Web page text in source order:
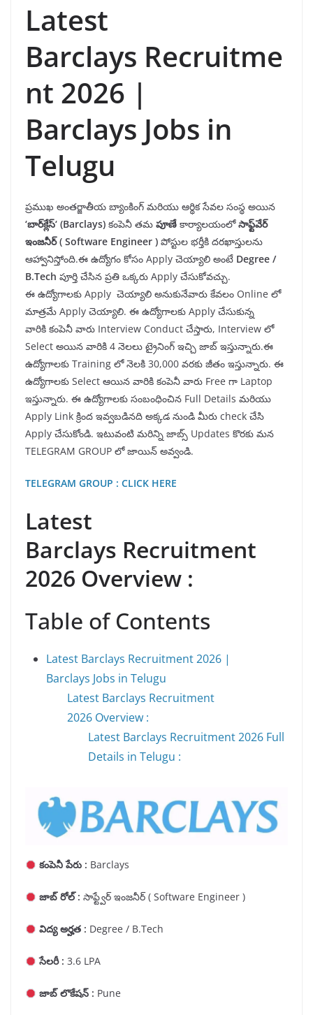
Latest
Barclays Recruitme
nt 2026 |
Barclays Jobs in
Telugu
ప్రముఖ అంతర్జాతీయ బ్యాంకింగ్ మరియు ఆర్థిక సేవల సంస్థ అయిన
‘బార్క్లేస్‘ (Barclays) కంపెనీ తమ పూణే కార్యాలయంలోసాఫ్ట్వేర్
ఇంజనీర్( Software Engineer ) పోస్టుల భర్తీకి దరఖాస్తులను
ఆహ్వానిస్తోంది.ఈ ఉద్యోగం కోసం Apply చెయ్యాలి అంటే Degree /
B.Tech పూర్తి చేసిన ప్రతి ఒక్కరు Apply చేసుకోవచ్చు.
ఈ ఉద్యోగాలకు Apply చెయ్యాలి అనుకునేవారు కేవలం Online లో
మాత్రమే Apply చెయ్యాలి. ఈ ఉద్యోగాలకు Apply చేసుకున్న
వారికి కంపెనీ వారు Interview Conduct చేస్తారు, Interview లో
Select అయిన వారికి 4 నెలలు ట్రైనింగ్ ఇచ్చి జాబ్ ఇస్తున్నారు.ఈ
ఉద్యోగాలకు Training లో నెలకి 30,000 వరకు జీతం ఇస్తున్నారు. ఈ
ఉద్యోగాలకు Select ఆయిన వారికి కంపెనీ వారు Free గా Laptop
ఇస్తున్నారు. ఈ ఉద్యోగాలకు సంబంధించిన Full Details మరియు
Apply Link క్రింద ఇవ్వబడినది అక్కడ నుండి మీరు check చేసి
Apply చేసుకోండి. ఇటువంటి మరిన్ని జాబ్స్ Updates కొరకు మన
TELEGRAM GROUP లో జాయిన్ అవ్వండి.
TELEGRAM GROUP : CLICK HERE
Latest
Barclays Recruitment
2026 Overview :
Table of Contents
Latest Barclays Recruitment 2026 |
Barclays Jobs in Telugu
Latest Barclays Recruitment
2026 Overview :
Latest Barclays Recruitment 2026 Full
Details in Telugu :
కంపెనీ పేరు : Barclays
జాబ్ రోల్ : సాఫ్ట్వేర్ ఇంజనీర్ ( Software Engineer )
విద్య అర్హత : Degree / B.Tech
సేలరీ : 3.6 LPA
జాబ్ లొకేషన్ : Pune